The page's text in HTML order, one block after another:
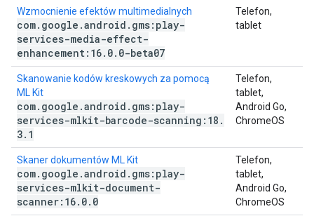
Wzmocnienie efektów multimedialnych
com. google .android . gms:play-
services-media-effect-
enhancement:16. 0. 0-beta07
Telefon,
tablet
Skanowanie kodów kreskowych za pomocą
ML Kit
com. google .android . gms:play-
services-mlkit-barcode-scanning:18 .
3. 1
Telefon,
tablet,
Android Go,
ChromeOS
Skaner dokumentów ML Kit
com. google .android . gms:play-
services-mlkit-document-
scanner:16. 0. 0
Telefon,
tablet,
Android Go,
ChromeOS